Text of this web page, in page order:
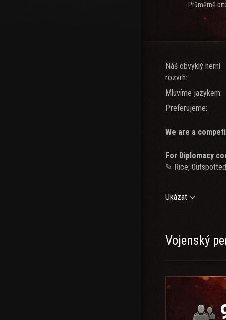
Průměrně
Náš obvyklý herní
rozvrh:
Mluvíme jazykem:
Preferujeme:
We are a
For Diplomacy
✎ Rice,
✎ XOXO_Dreamer,
[TWITCH]
Join our
If you dont meet
Ukázat
Vojenský